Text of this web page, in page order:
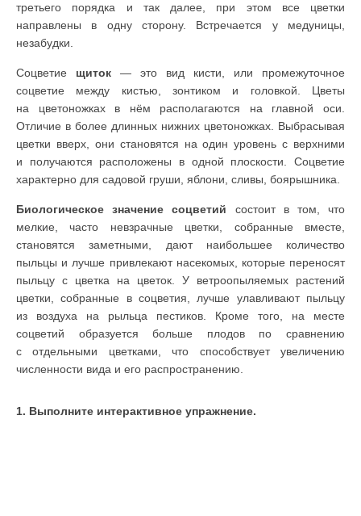
третьего порядка и так далее, при этом все цветки
направлены в одну сторону. Встречается у меду­ницы,
незабудки.
Соцветие щиток — это вид кисти, или промежуточное
соцветие между кистью, зонтиком и головкой. Цветы
на цветоножках в нём располагаются на главной оси.
Отличие в более длинных нижних цветоножках. Выбрасывая
цветки вверх, они становятся на один уровень с верхними
и получаются расположены в одной плоскости. Соцветие
характерно для садовой груши, яблони, сливы, боярышника.
Биологическое значение соцветий состоит в том, что
мелкие, часто невзрачные цветки, собранные вместе,
становятся заметными, дают наиболь­шее количество
пыльцы и лучше привлекают насекомых, которые переносят
пыльцу с цветка на цветок. У ветроопыляемых растений
цветки, собранные в соцветия, лучше улавливают пыльцу
из воздуха на рыльца пестиков. Кроме того, на месте
соцветий образуется больше плодов по сравнению
с отдельными цветками, что способствует увеличению
численности вида и его распространению.
1. Выполните интерактивное упражнение.